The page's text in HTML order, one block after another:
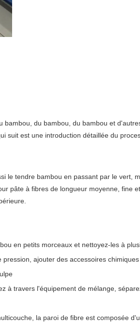
du bambou, du bambou et
est une introduction détaillée du
tendre bambou en passant par le vert,
pâte à fibres de longueur moyenne, fine
en petits morceaux et nettoyez-les à
ajouter des accessoires
à travers l'équipement de mélange,
la paroi de fibre est composée